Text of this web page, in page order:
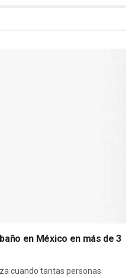
en México en más de 3
cuando tantas personas